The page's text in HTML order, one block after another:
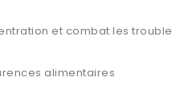
et combat les
alimentaires